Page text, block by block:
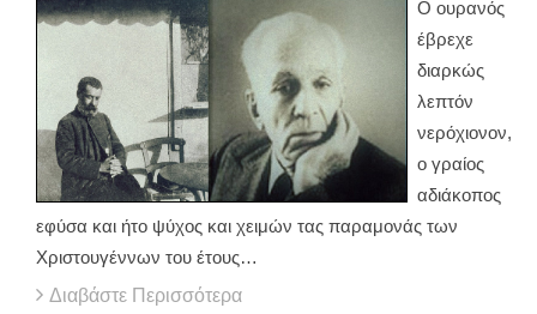
Ο ουρανός
έβρεχε
διαρκώς
λεπτόν
νερόχιονον,
ο γραίος
αδιάκοπος
εφύσα και ήτο ψύχος και χειμών τας παραμονάς των
Χριστουγέννων του έτους…
Διαβάστε Περισσότερα